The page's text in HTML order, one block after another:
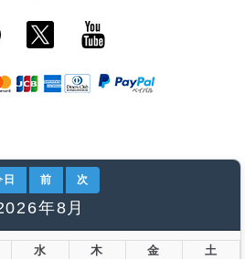
前 次
年8月
水 木 金 土